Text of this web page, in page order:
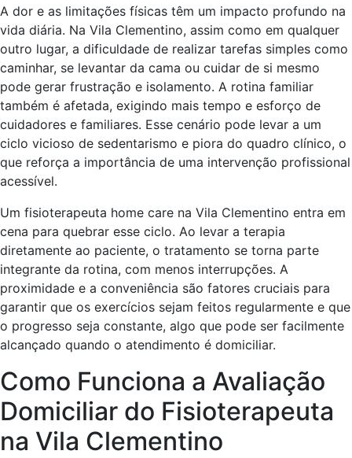
A dor e as limitações físicas têm um impacto profundo na
vida diária. Na Vila Clementino, assim como em qualquer
outro lugar, a dificuldade de realizar tarefas simples como
caminhar, se levantar da cama ou cuidar de si mesmo
pode gerar frustração e isolamento. A rotina familiar
também é afetada, exigindo mais tempo e esforço de
cuidadores e familiares. Esse cenário pode levar a um
ciclo vicioso de sedentarismo e piora do quadro clínico, o
que reforça a importância de uma intervenção profissional
acessível.
Um fisioterapeuta home care na Vila Clementino entra em
cena para quebrar esse ciclo. Ao levar a terapia
diretamente ao paciente, o tratamento se torna parte
integrante da rotina, com menos interrupções. A
proximidade e a conveniência são fatores cruciais para
garantir que os exercícios sejam feitos regularmente e que
o progresso seja constante, algo que pode ser facilmente
alcançado quando o atendimento é domiciliar.
Como Funciona a Avaliação
Domiciliar do Fisioterapeuta
na Vila Clementino